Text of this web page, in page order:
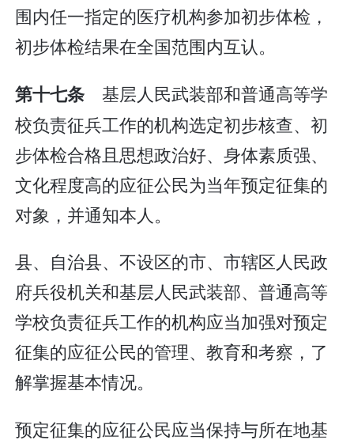
围内任一指定的医疗机构参加初步体检，
初步体检结果在全国范围内互认。
第十七条 基层人民武装部和普通高等学
校负责征兵工作的机构选定初步核查、初
步体检合格且思想政治好、身体素质强、
文化程度高的应征公民为当年预定征集的
对象，并通知本人。
县、自治县、不设区的市、市辖区人民政
府兵役机关和基层人民武装部、普通高等
学校负责征兵工作的机构应当加强对预定
征集的应征公民的管理、教育和考察，了
解掌握基本情况。
预定征集的应征公民应当保持与所在地基